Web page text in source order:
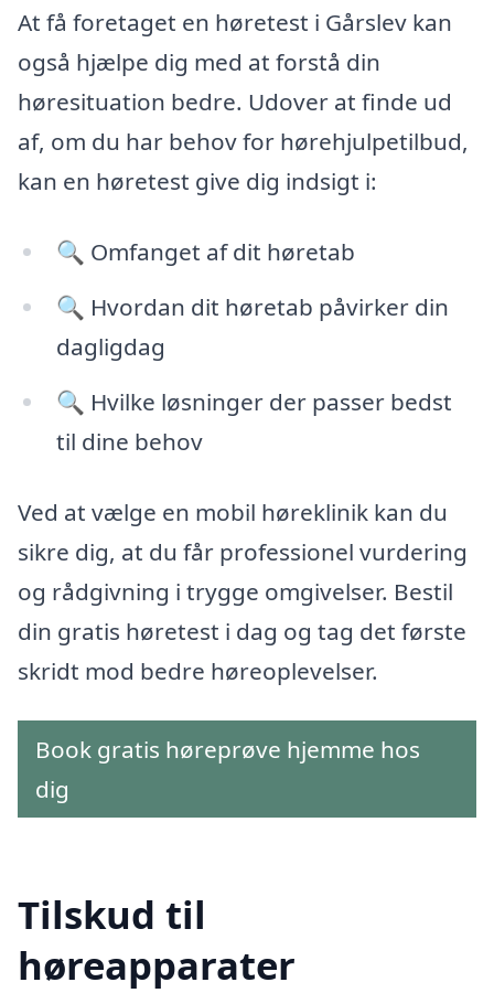
At få foretaget en høretest i Gårslev kan
også hjælpe dig med at forstå din
høresituation bedre. Udover at finde ud
af, om du har behov for hørehjulpetilbud,
kan en høretest give dig indsigt i:
🔍 Omfanget af dit høretab
🔍 Hvordan dit høretab påvirker din
dagligdag
🔍 Hvilke løsninger der passer bedst
til dine behov
Ved at vælge en mobil høreklinik kan du
sikre dig, at du får professionel vurdering
og rådgivning i trygge omgivelser. Bestil
din gratis høretest i dag og tag det første
skridt mod bedre høreoplevelser.
Book gratis høreprøve hjemme hos
dig
Tilskud til
høreapparater